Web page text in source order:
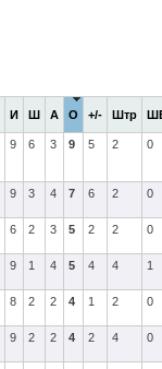
И Ш А О +/- Штр
9 6 3 9 5 2 0
9 3 4 7 6 2 0
6 2 3 5 2 2 0
9 1 4 5 4 4 1
8 2 2 4 1 2 0
9 2 2 4 2 4 0